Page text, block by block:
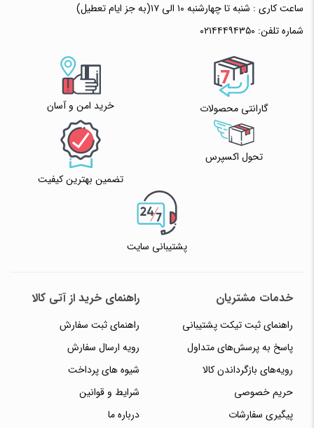
ساعت کاری : شنبه تا چهارشنبه ۱۰ الی ۱۷(به جز ایام تعطیل)
شماره تلفن: ۰۲۱۴۴۴۹۴۳۵۰
گارانتی محصولات خرید امن و آسان
تحول اکسپرس
تضمین بهترین کیفیت
پشتیبانی سایت
خدمات مشتریان
راهنمای ثبت تیکت پشتیبانی
پاسخ به پرسش‌های متداول
رویه‌های بازگرداندن کالا
حریم خصوصی
پیگیری سفارشات
راهنمای خرید از آتی کالا
راهنمای ثبت سفارش
رویه ارسال سفارش
شیوه های پرداخت
شرایط و قوانین
درباره ما